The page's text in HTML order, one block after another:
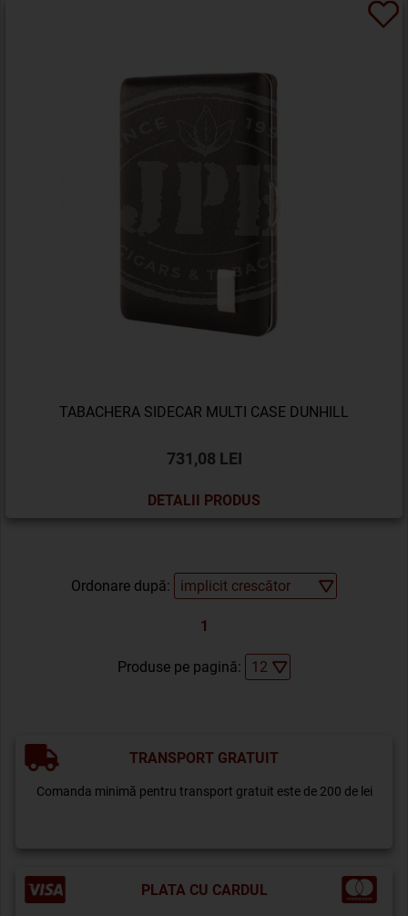
TABACHERA SIDECAR MULTI CASE DUNHILL
731,08 LEI
DETALII PRODUS
Ordonare după:
1
Produse pe pagină:
TRANSPORT GRATUIT
Comanda minimă pentru transport gratuit este de 200 de lei
PLATA CU CARDUL